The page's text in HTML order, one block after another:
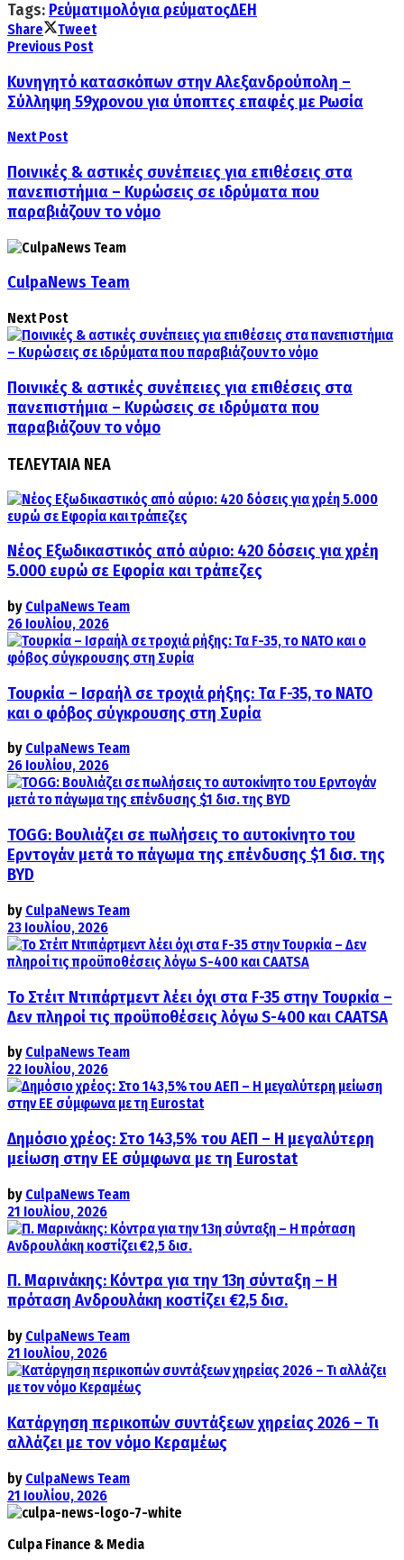
Tags: Ρεύματιμολόγια ρεύματοςΔΕΗ
Share
Tweet
Previous Post
Κυνηγητό κατασκόπων στην Αλεξανδρούπολη –
Σύλληψη 59χρονου για ύποπτες επαφές με Ρωσία
Next Post
Ποινικές & αστικές συνέπειες για επιθέσεις στα
πανεπιστήμια – Κυρώσεις σε ιδρύματα που
παραβιάζουν το νόμο
CulpaNews Team
Next Post
Ποινικές & αστικές συνέπειες για επιθέσεις στα
πανεπιστήμια – Κυρώσεις σε ιδρύματα που
παραβιάζουν το νόμο
ΤΕΛΕΥΤΑΙΑ ΝΕΑ
Νέος Εξωδικαστικός από αύριο: 420 δόσεις για χρέη
5.000 ευρώ σε Εφορία και τράπεζες
by CulpaNews Team
26 Ιουλίου, 2026
Τουρκία – Ισραήλ σε τροχιά ρήξης: Τα F-35, το ΝΑΤΟ
και ο φόβος σύγκρουσης στη Συρία
by CulpaNews Team
26 Ιουλίου, 2026
TOGG: Βουλιάζει σε πωλήσεις το αυτοκίνητο του
Ερντογάν μετά το πάγωμα της επένδυσης $1 δισ. της
BYD
by CulpaNews Team
23 Ιουλίου, 2026
Το Στέιτ Ντιπάρτμεντ λέει όχι στα F-35 στην Τουρκία –
Δεν πληροί τις προϋποθέσεις λόγω S-400 και CAATSA
by CulpaNews Team
22 Ιουλίου, 2026
Δημόσιο χρέος: Στο 143,5% του ΑΕΠ – Η μεγαλύτερη
μείωση στην ΕΕ σύμφωνα με τη Eurostat
by CulpaNews Team
21 Ιουλίου, 2026
Π. Μαρινάκης: Κόντρα για την 13η σύνταξη – Η
πρόταση Ανδρουλάκη κοστίζει €2,5 δισ.
by CulpaNews Team
21 Ιουλίου, 2026
Κατάργηση περικοπών συντάξεων χηρείας 2026 – Τι
αλλάζει με τον νόμο Κεραμέως
by CulpaNews Team
21 Ιουλίου, 2026
Culpa Finance & Media